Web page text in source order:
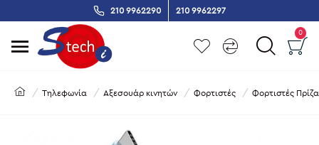
210 9962290 210 9962297
0
Τηλεφωνία Αξεσουάρ κινητών Φορτιστές Φορτιστές